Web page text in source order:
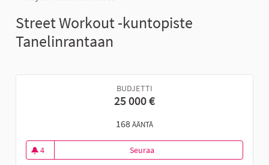
Street Workout -kuntopiste
Tanelinrantaan
BUDJETTI
25 000 €
168ÄÄNTÄ
4
4 seuraajaa
SeuraaStreet Workout -kuntopiste